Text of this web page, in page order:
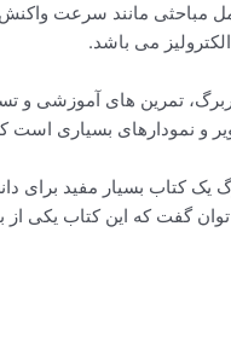
مباحثی مانند سرعت
می باشد.
تمرین های آموزشی و
و نمودارهای بسیاری
کتاب بسیار مفید برای
توان گفت که این کتاب